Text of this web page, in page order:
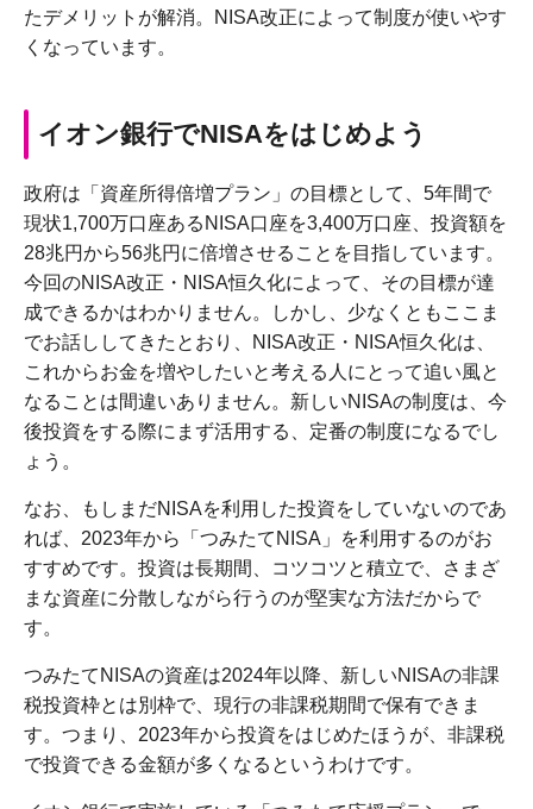
たデメリットが解消。NISA改正によって制度が使いやす
くなっています。
イオン銀行でNISAをはじめよう
政府は「資産所得倍増プラン」の目標として、5年間で
現状1,700万口座あるNISA口座を3,400万口座、投資額を
28兆円から56兆円に倍増させることを目指しています。
今回のNISA改正・NISA恒久化によって、その目標が達
成できるかはわかりません。しかし、少なくともここま
でお話ししてきたとおり、NISA改正・NISA恒久化は、
これからお金を増やしたいと考える人にとって追い風と
なることは間違いありません。新しいNISAの制度は、今
後投資をする際にまず活用する、定番の制度になるでし
ょう。
なお、もしまだNISAを利用した投資をしていないのであ
れば、2023年から「つみたてNISA」を利用するのがお
すすめです。投資は長期間、コツコツと積立で、さまざ
まな資産に分散しながら行うのが堅実な方法だからで
す。
つみたてNISAの資産は2024年以降、新しいNISAの非課
税投資枠とは別枠で、現行の非課税期間で保有できま
す。つまり、2023年から投資をはじめたほうが、非課税
で投資できる金額が多くなるというわけです。